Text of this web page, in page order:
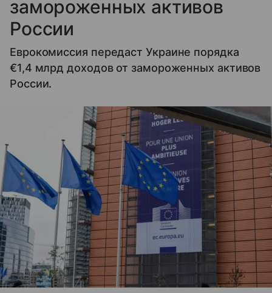
замороженных активов
России
Еврокомиссия передаст Украине порядка
€1,4 млрд доходов от замороженных активов
России.